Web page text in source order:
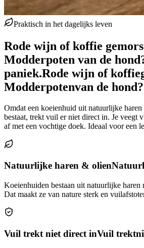
Praktisch in het dagelijks leven
Rode wijn of koffie
Modderpoten van de
paniek.Rode wijn of koffie
Modderpotenvan de
Omdat een koeienhuid uit natuurlijke
bestaat, trekt vuil er niet direct in. Je veegt
af met een vochtige doek. Ideaal voor een
Natuurlijke haren & olien
Koeienhuiden bestaan uit natuurlijke haren
Dat maakt ze van nature sterk en
Vuil trekt niet direct inVuil trekt